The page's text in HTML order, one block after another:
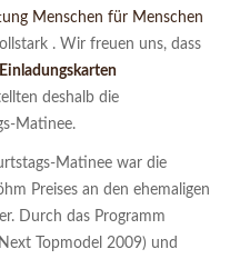
Menschen für Menschen
. Wir freuen uns, dass
Einladungskarten
deshalb die
Matinee.
Matinee war die
Preises an den ehemaligen
Durch das Programm
Topmodel 2009) und